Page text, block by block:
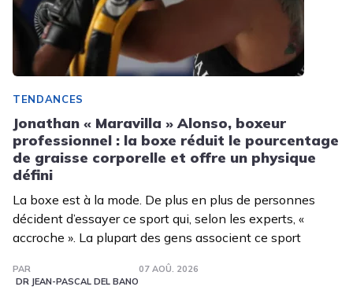
TENDANCES
Jonathan « Maravilla » Alonso, boxeur
professionnel : la boxe réduit le pourcentage
de graisse corporelle et offre un physique
défini
La boxe est à la mode. De plus en plus de personnes
décident d’essayer ce sport qui, selon les experts, «
accroche ». La plupart des gens associent ce sport
PAR
DR JEAN-PASCAL DEL BANO
07 AOÛ. 2026